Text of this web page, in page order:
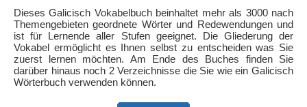
Dieses Galicisch Vokabelbuch beinhaltet mehr als 3000 nach
Themengebieten geordnete Wörter und Redewendungen und
ist für Lernende aller Stufen geeignet. Die Gliederung der
Vokabel ermöglicht es Ihnen selbst zu entscheiden was Sie
zuerst lernen möchten. Am Ende des Buches finden Sie
darüber hinaus noch 2 Verzeichnisse die Sie wie ein Galicisch
Wörterbuch verwenden können.